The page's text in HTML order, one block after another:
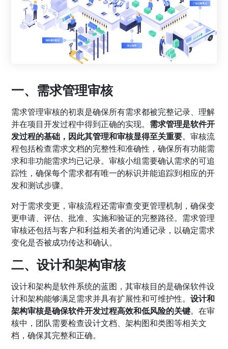
一、需求管理审核
需求管理审核的初衷是确保所有需求都被完整记录、理解
并在项目开发过程中得到正确的实现。 需求管理是软件开
发过程的基础，因此其管理和审核显得至关重要。审核流
程包括检查需求文档的完整性和准确性，确保所有功能需
求和非功能需求均已记录。审核小组需要确认需求的可追
踪性，确保每个需求都有唯一的标识并能追踪到相应的开
发和测试步骤。
对于需求变更，审核流程还需审查变更管理机制，确保变
更申请、评估、批准、实施和验证的完整路径。需求管理
审核还包括与客户和利益相关者的沟通记录，以确定需求
变化是否被成功传达和确认。
二、设计和架构审核
设计和架构是软件系统的蓝图，其审核目的是确保软件设
计和架构能够满足需求并具有扩展性和可维护性。设计和
架构审核是确保软件开发过程高效和低风险的关键。在审
核中，团队需要检查设计文档、架构图和类图等相关文
档，确保其完整和正确。